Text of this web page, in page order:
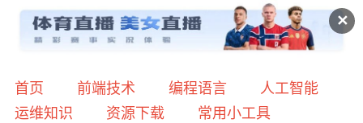
✕
首页 前端技术 编程语言
人工智能
运维知识
资源下载
常用小工具